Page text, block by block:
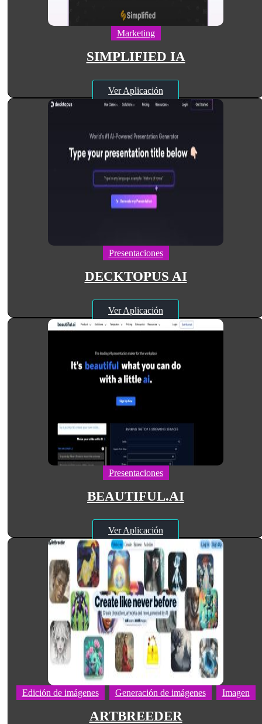
Marketing
SIMPLIFIED IA
Ver Aplicación
Presentaciones
DECKTOPUS AI
Ver Aplicación
Presentaciones
BEAUTIFUL.AI
Ver Aplicación
Edición de imágenes Generación de imágenes Imagen
ARTBREEDER